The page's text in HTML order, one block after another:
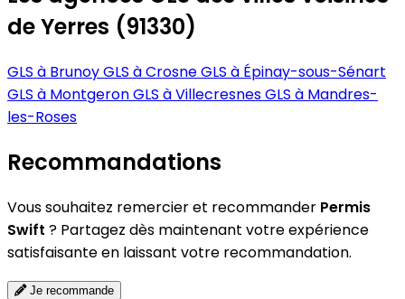
de Yerres (91330)
GLS à BrunoyGLS à CrosneGLS à Épinay-sous-Sénart
GLS à MontgeronGLS à VillecresnesGLS à Mandres-
les-Roses
Recommandations
Vous souhaitez remercier et recommander Permis
Swift ? Partagez dès maintenant votre expérience
satisfaisante en laissant votre recommandation.
Je recommande